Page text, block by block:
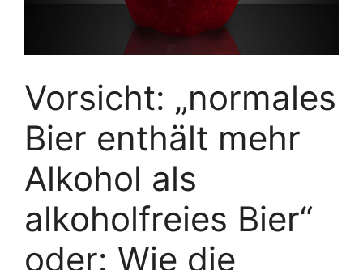
Vorsicht: „normales
Bier enthält mehr
Alkohol als
alkoholfreies Bier“
oder: Wie die